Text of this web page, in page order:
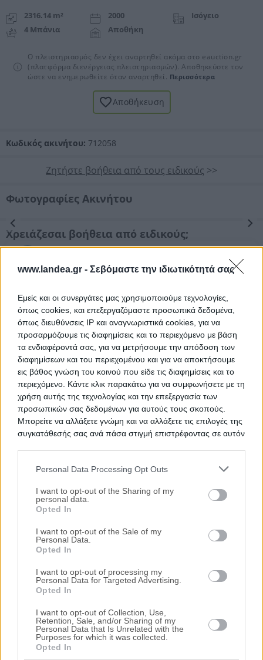
www.landea.gr - Σεβόμαστε την ιδιωτικότητά σας
Εμείς και οι συνεργάτες μας χρησιμοποιούμε τεχνολογίες,
όπως cookies, και επεξεργαζόμαστε προσωπικά δεδομένα,
όπως διευθύνσεις IP και αναγνωριστικά cookies, για να
προσαρμόζουμε τις διαφημίσεις και το περιεχόμενο με βάση
τα ενδιαφέροντά σας, για να μετρήσουμε την απόδοση των
διαφημίσεων και του περιεχομένου και για να αποκτήσουμε
εις βάθος γνώση του κοινού που είδε τις διαφημίσεις και το
περιεχόμενο. Κάντε κλικ παρακάτω για να συμφωνήσετε με τη
χρήση αυτής της τεχνολογίας και την επεξεργασία των
προσωπικών σας δεδομένων για αυτούς τους σκοπούς.
Μπορείτε να αλλάξετε γνώμη και να αλλάξετε τις επιλογές της
συγκατάθεσής σας ανά πάσα στιγμή επιστρέφοντας σε αυτόν
services and may gather and store information including but
not limited to your visit or usage behaviour. You may click to
grant or deny consent to Google and its third-party tags to
use your data for below specified purposes in below Google
consent section.
Personal Data Processing Opt Outs
I want to opt-out of the Sharing of my
personal data.
Opted In
I want to opt-out of the Sale of my
Personal Data.
Opted In
I want to opt-out of processing my
Personal Data for Targeted Advertising.
Opted In
I want to opt-out of Collection, Use,
Retention, Sale, and/or Sharing of my
Personal Data that Is Unrelated with the
Purposes for which it was collected.
Opted In
2316.14 m² 2000
Ισόγειο
4 Μπάνια
Αποθήκη
Ο πλειστηριασμός δεν έχει αναρτηθεί ακόμα στο eauction.gr
(πλατφόρμα διενέργειας πλειστηριασμών). Αποθηκεύστε τον
ώστε να ενημερωθείτε όταν αναρτηθεί. Περισσότερα
Αποθήκευση
Κωδικός ακινήτου: 712058
Ζητήστε βοήθεια από τους ειδικούς >>
Φωτογραφίες Ακινήτου
Προηγούμενη
Επόμενη
Χρειάζεσαι βοήθεια από ειδικούς;
σε πλειστηριασμό (αίτηση/ διενέργεια)
Νομικός έλεγχος
Συντονισμός νομικών ενεργειών
Τεχνικός έλεγχος και εκτίμηση
εμπορικής αξίας ακινήτου
Θέλεις Τραπεζική Χρηματοδότηση;
Ζητήστε χρηματοδότηση για την απόκτηση του
συγκεκριμένου ακινήτου
Προτεινόμενα Ακίνητα
Βιομηχανικός χώρος 3.440 τ.μ.
Εθνική Οδός Πρέβεζας-Πάργας, Νέα
Πρώτη Προσφορά:
Βιοτεχνικός χώρος 2.082 τ.μ.
Έβρου
165.000€
Παλαιά Εθνική οδό Θεσσαλονίκης –
Καβάλας, Λαγυνά, Λαγκαδάς, Νομός